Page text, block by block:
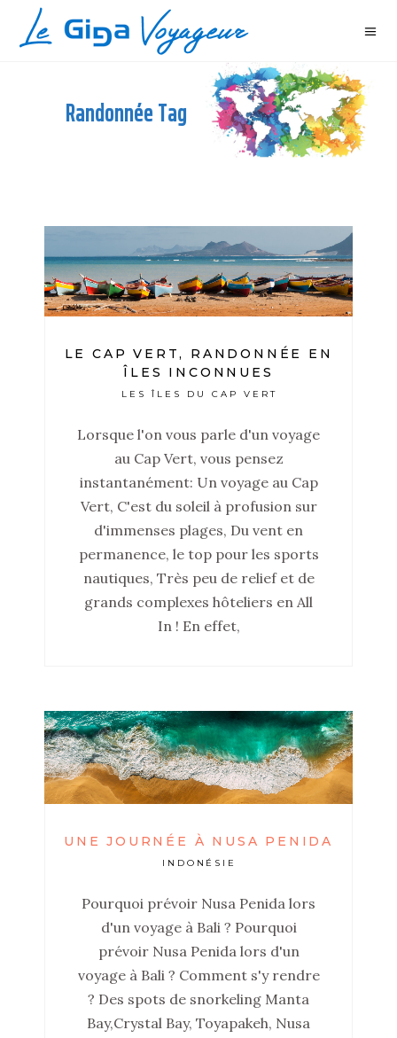
Randonnée Tag
LE CAP VERT, RANDONNÉE EN
ÎLES INCONNUES
LES ÎLES DU CAP VERT
Lorsque l'on vous parle d'un voyage
au Cap Vert, vous pensez
instantanément: Un voyage au Cap
Vert, C'est du soleil à profusion sur
d'immenses plages, Du vent en
permanence, le top pour les sports
nautiques, Très peu de relief et de
grands complexes hôteliers en All
In ! En effet,
UNE JOURNÉE À NUSA PENIDA
INDONÉSIE
Pourquoi prévoir Nusa Penida lors
d'un voyage à Bali ? Pourquoi
prévoir Nusa Penida lors d'un
voyage à Bali ? Comment s'y rendre
? Des spots de snorkeling Manta
Bay,Crystal Bay, Toyapakeh, Nusa